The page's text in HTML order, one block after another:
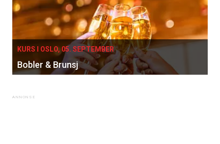
KURS I OSLO, 05. SEPTEMBER
Bobler & Brunsj